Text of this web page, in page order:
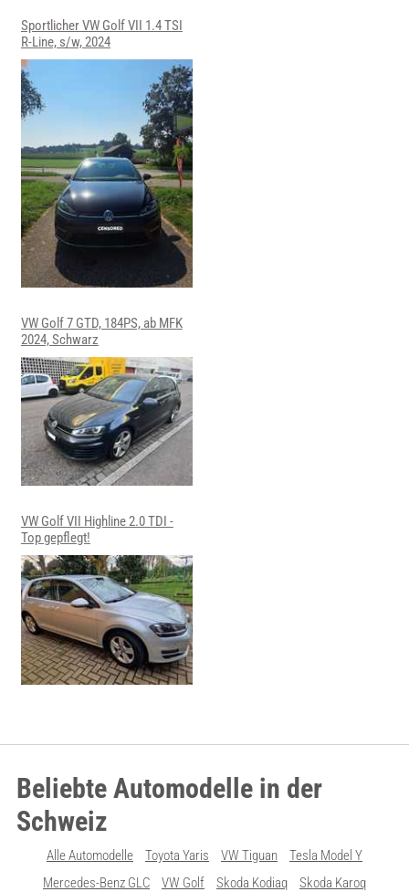
Sportlicher VW Golf VII 1.4 TSI
R-Line, s/w, 2024
VW Golf 7 GTD, 184PS, ab MFK
2024, Schwarz
VW Golf VII Highline 2.0 TDI -
Top gepflegt!
Beliebte Automodelle in der
Schweiz
Alle Automodelle Toyota Yaris VW Tiguan
Tesla Model Y
Mercedes-Benz GLC
VW Golf Skoda Kodiaq Skoda Karoq